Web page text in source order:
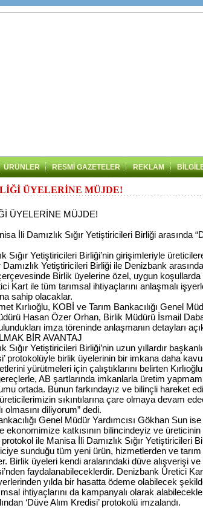
ÜRÜNLER RESMİ GAZETELER REKLAM
ÜYELERİNE MÜJDE!
ÜYELERİNE MÜJDE!
İli Damızlık Sığır Yetiştiricileri Birliği arasında
Sığır Yetiştiricileri Birliği’nin girişimleriyle
Yetiştiricileri Birliği ile Denizbank
Birlik üyelerine özel, uygun koşullarda
Kart ile tüm tarımsal ihtiyaçlarını anlaşmalı
sahip olacaklar.
Kırlıoğlu, KOBİ ve Tarım Bankacılığı Genel
Hasan Özer Orhan, Birlik Müdürü İsmail
imza töreninde anlaşmanın detayları
BİR AVANTAJ
Sığır Yetiştiricileri Birliği’nin uzun yıllardır
protokolüyle birlik üyelerinin bir imkana daha
yürütmeleri için çalıştıklarını belirten
AB şartlarında imkanlarla üretim
ortada. Bunun farkındayız ve bilinçli hareket
sıkıntılarına çare olmaya devam
olmasını diliyorum” dedi.
Genel Müdür Yardımcısı Gökhan Sun
ekonomimize katkısının bilincindeyiz ve
protokol ile Manisa İli Damızlık Sığır Yetiştiricileri
sunduğu tüm yeni ürün, hizmetlerden ve
Birlik üyeleri kendi aralarındaki düve alışverişi
faydalanabileceklerdir. Denizbank Üretici
yılda bir hasatta ödeme olabilecek
ihtiyaçlarını da kampanyalı olarak
‘Düve Alım Kredisi’ protokolü imzalandı.